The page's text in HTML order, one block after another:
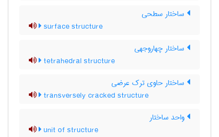
ساختار سطحی
surface structure
ساختار چهاروجهی
tetrahedral structure
ساختار حاوی ترک عرضی
transversely cracked structure
واحد ساختار
unit of structure